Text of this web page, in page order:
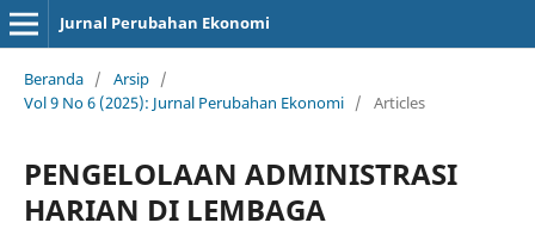
Jurnal Perubahan Ekonomi
Beranda / Arsip /
Vol 9 No 6 (2025): Jurnal Perubahan Ekonomi / Articles
PENGELOLAAN ADMINISTRASI
HARIAN DI LEMBAGA